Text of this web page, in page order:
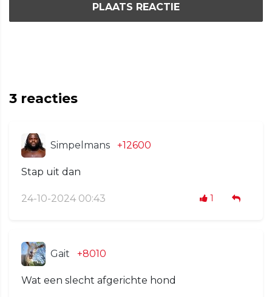
PLAATS REACTIE
3 reacties
Simpelmans +12600
Stap uit dan
24-10-2024 00:43 1
Gait +8010
Wat een slecht afgerichte hond